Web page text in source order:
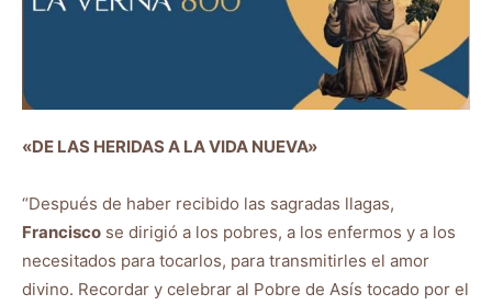
«DE LAS HERIDAS A LA VIDA NUEVA»
“Después de haber recibido las sagradas llagas,
Francisco se dirigió a los pobres, a los enfermos y a los
necesitados para tocarlos, para transmitirles el amor
divino. Recordar y celebrar al Pobre de Asís tocado por el